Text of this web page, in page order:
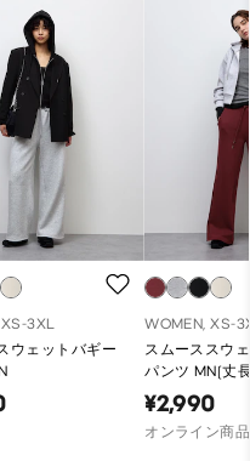
3XL
ウェットバギー
WOMEN, XS-
スムーススウ
パンツ MN(丈
¥2,990
オンライン商品